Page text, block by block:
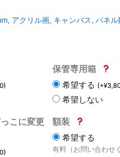
, アクリル画, キャンバス, パネル
)
保管専用箱
希望する (+¥
希望しない
こに変更
)
額装
希望する
有料（お問い合わせ